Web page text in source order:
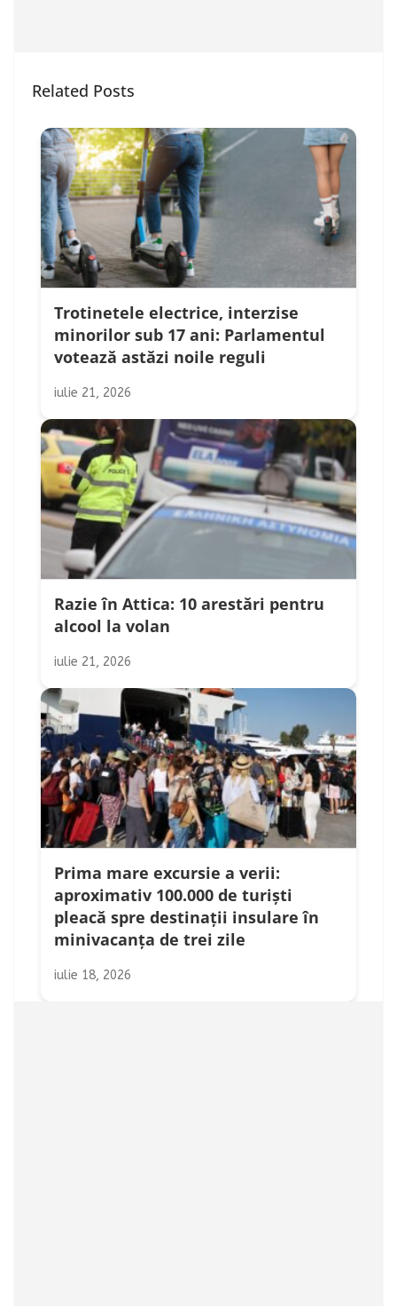
Related Posts
Trotinetele electrice, interzise
minorilor sub 17 ani: Parlamentul
votează astăzi noile reguli
iulie 21, 2026
Razie în Attica: 10 arestări pentru
alcool la volan
iulie 21, 2026
Prima mare excursie a verii:
aproximativ 100.000 de turiști
pleacă spre destinații insulare în
minivacanța de trei zile
iulie 18, 2026